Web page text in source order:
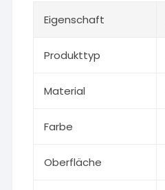
Eigenschaft
Produkttyp
Material
Farbe
Oberfläche